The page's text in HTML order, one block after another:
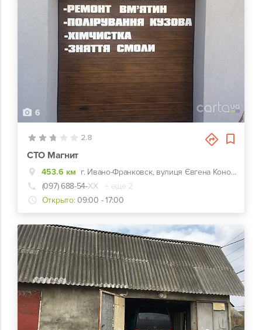
6
2.8
СТО Магнит
453.6 км
г. Ивано-Франковск, вулиця Євгена Коновальця, 385в
(097) 688-54-ХХ
+ еще 2
Открыто: 09:00 - 17:00